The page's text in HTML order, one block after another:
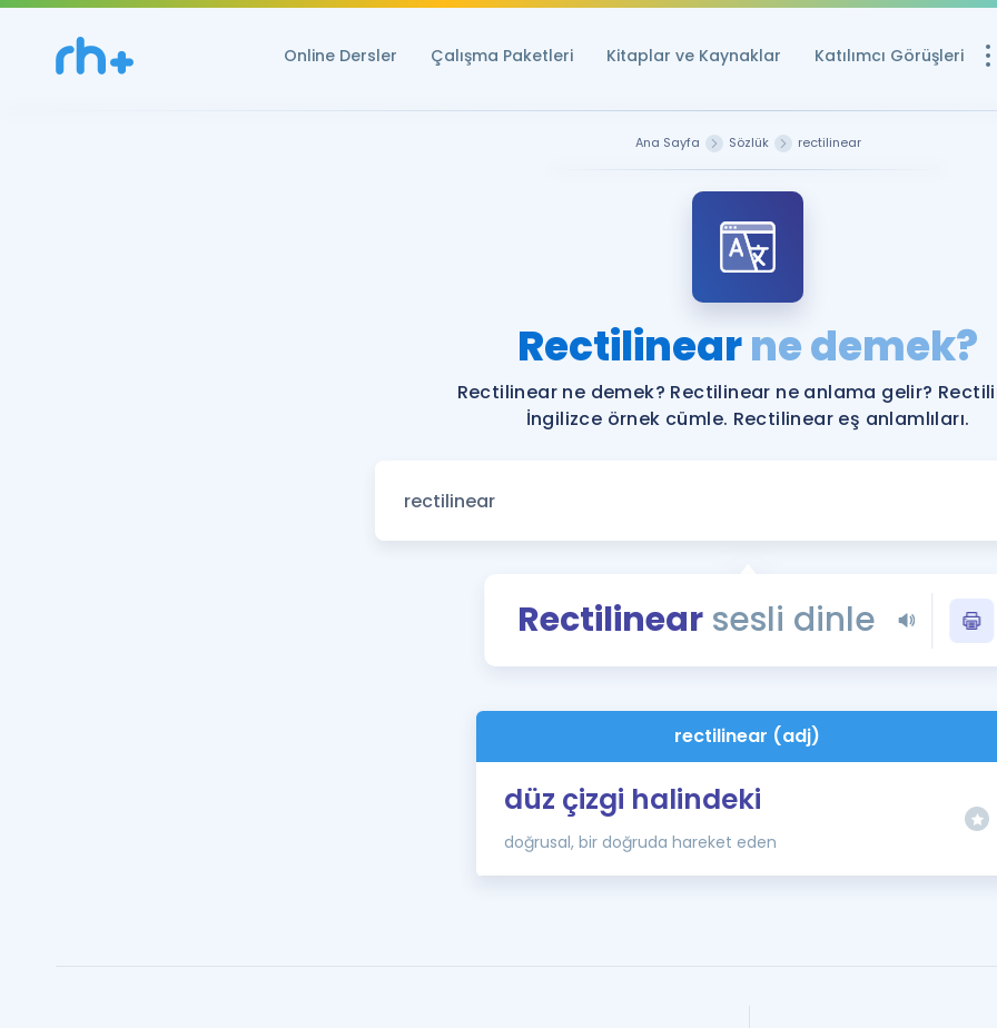
Online Dersler Çalışma Paketleri Kitaplar ve Kaynaklar Katılımcı Görüşleri
YDS ve YÖKDİL
YDS ve YÖKDİL'e
Tüm ÖSYM
YDS - YÖKDİL
İngilizce
Ana Sayfa Sözlük rectilinear
Rectilinearne demek?
Rectilinear ne demek? Rectilinear ne anlama gelir?
İngilizce örnek cümle. Rectilinear eş anlamlıları.
Rectilinear sesli dinle
rectilinear (adj)
düz çizgi halindeki
doğrusal, bir doğruda hareket eden